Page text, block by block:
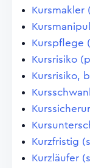
Kursmakler
Kurspflege
Kursrisiko
Kursrisiko,
Kurzfristig
Kurzläufer